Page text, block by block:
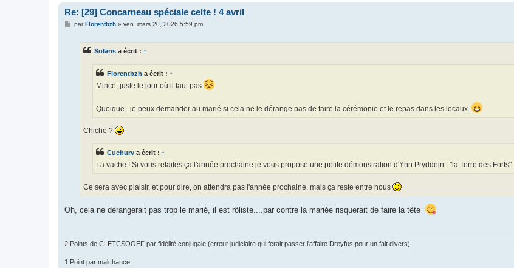
Re: [29] Concarneau spéciale celte ! 4 avril
MparFlorentbzh» ven. mars 20, 2026 5:59 pm
Solaris a écrit : ↑
Florentbzh a écrit : ↑
Mince, juste le jour où il faut pas
Quoique...je peux demander au marié si cela ne le dérange pas de faire la cérémonie et le repas dans les locaux.
Chiche ?
Cuchurv a écrit : ↑
La vache ! Si vous refaites ça l'année prochaine je vous propose une petite démonstration d'Ynn Pryddein : "la Terre des Forts".
Ce sera avec plaisir, et pour dire, on attendra pas l'année prochaine, mais ça reste entre nous
Oh, cela ne dérangerait pas trop le marié, il est rôliste....par contre la mariée risquerait de faire la tête
2 Points de CLETCSOOEF par fidélité conjugale (erreur judiciaire qui ferait passer l'affaire Dreyfus pour un fait divers)
1 Point par malchance